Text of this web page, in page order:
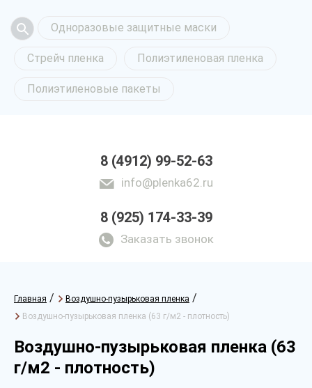
Одноразовые защитные маски
Стрейч пленка Полиэтиленовая пленка
Полиэтиленовые пакеты
8 (4912) 99-52-63
info@plenka62.ru
8 (925) 174-33-39
Заказать звонок
Главная / Воздушно-пузырьковая пленка /
Воздушно-пузырьковая пленка (63 г/м2 - плотность)
Воздушно-пузырьковая пленка (63
г/м2 - плотность)